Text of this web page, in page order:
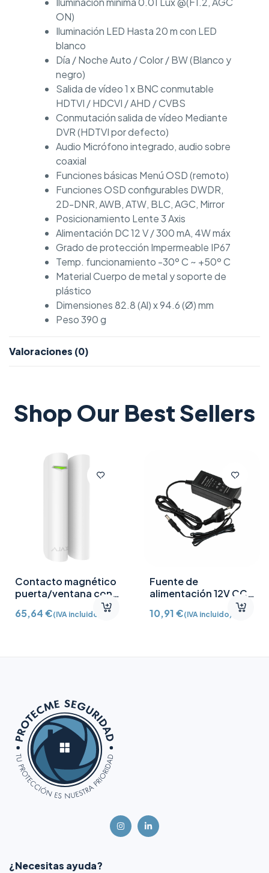
ON)
Iluminación LED Hasta 20 m con LED
blanco
Día / Noche Auto / Color / BW (Blanco y
negro)
Salida de vídeo 1 x BNC conmutable
HDTVI / HDCVI / AHD / CVBS
Conmutación salida de vídeo Mediante
DVR (HDTVI por defecto)
Audio Micrófono integrado, audio sobre
coaxial
Funciones básicas Menú OSD (remoto)
Funciones OSD configurables DWDR,
2D-DNR, AWB, ATW, BLC, AGC, Mirror
Posicionamiento Lente 3 Axis
Alimentación DC 12 V / 300 mA, 4W máx
Grado de protección Impermeable IP67
Temp. funcionamiento -30º C ~ +50º C
Material Cuerpo de metal y soporte de
plástico
Dimensiones 82.8 (Al) x 94.6 (Ø) mm
Peso 390 g
Valoraciones (0)
Shop Our Best Sellers
Contacto magnético
puerta/ventana con
Detector vibración e
inclinación AJ-
65,64€(IVA incluido)
Fuente de
alimentación 12V CC
10,91€(IVA incluido)
¿Necesitas ayuda?